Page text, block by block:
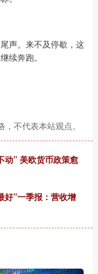
声。来不及停歇，这
续奔跑。
不代表本站观点。
动” 美欧货币政策愈
好”一季报：营收增